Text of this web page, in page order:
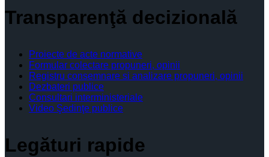
Transparenţă decizională
Proiecte de acte normative
Formular colectare propuneri, opinii
Registru consemnare si analizare propuneri, opinii
Dezbateri publice
Consultari interministeriale
Video Şedinţe publice
Legături rapide